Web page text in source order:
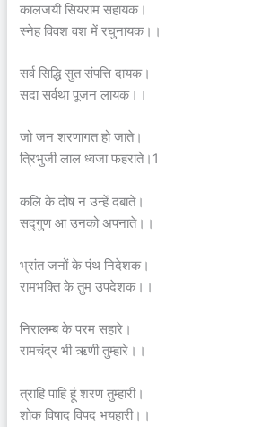
कालजयी सियराम सहायक।
स्नेह विवश वश में रघुनायक।।
सर्व सिद्धि सुत संपत्ति दायक।
सदा सर्वथा पूजन लायक।।
जो जन शरणागत हो जाते।
त्रिभुजी लाल ध्वजा फहराते।1
कलि के दोष न उन्हें दबाते।
सद्गुण आ उनको अपनाते।।
भ्रांत जनों के पंथ निदेशक।
रामभक्ति के तुम उपदेशक।।
निरालम्ब के परम सहारे।
रामचंद्र भी ऋणी तुम्हारे।।
त्राहि पाहि हूं शरण तुम्हारी।
शोक विषाद विपद भयहारी।।